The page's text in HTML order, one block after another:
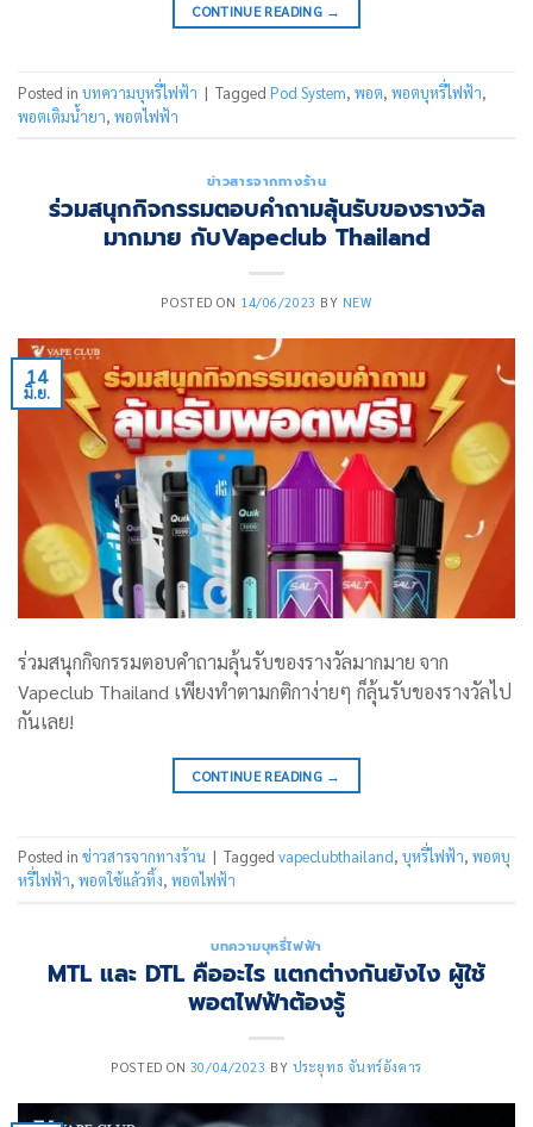
CONTINUE READING →
Posted in บทความบุหรี่ไฟฟ้า | Tagged Pod System, พอต, พอตบุหรี่ไฟฟ้า,
พอตเติมน้ำยา, พอตไฟฟ้า
ข่าวสารจากทางร้าน
ร่วมสนุกกิจกรรมตอบคำถามลุ้นรับของรางวัล
มากมาย กับVapeclub Thailand
POSTED ON 14/06/2023 BY NEW
14
มิ.ย.
ร่วมสนุกกิจกรรมตอบคำถามลุ้นรับของรางวัลมากมาย จาก
Vapeclub Thailand เพียงทำตามกติกาง่ายๆ ก็ลุ้นรับของรางวัลไป
กันเลย!
CONTINUE READING →
Posted in ข่าวสารจากทางร้าน | Tagged vapeclubthailand, บุหรี่ไฟฟ้า, พอตบุ
หรี่ไฟฟ้า, พอตใช้แล้วทิ้ง, พอตไฟฟ้า
บทความบุหรี่ไฟฟ้า
MTL และ DTL คืออะไร แตกต่างกันยังไง ผู้ใช้
พอตไฟฟ้าต้องรู้
POSTED ON 30/04/2023 BY ประยุทธ จันทร์อังคาร